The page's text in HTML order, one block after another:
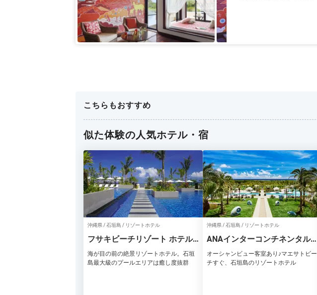
こちらもおすすめ
似た体験の人気ホテル・宿
沖縄県 / 石垣島 / リゾートホテル
フサキビーチリゾート ホテル
＆ヴィラズ
海が目の前の絶景リゾートホテル。石垣
島最大級のプールエリアは癒し度抜群
沖縄県 / 石垣島 / リゾートホテル
ANAインターコンチネンタル
石垣リゾート
オーシャンビュー客室あり♪マエサトビー
チすぐ、石垣島のリゾートホテル